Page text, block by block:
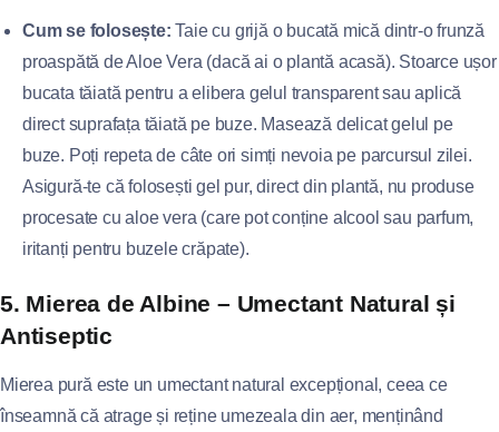
Cum se folosește: Taie cu grijă o bucată mică dintr-o frunză
proaspătă de Aloe Vera (dacă ai o plantă acasă). Stoarce ușor
bucata tăiată pentru a elibera gelul transparent sau aplică
direct suprafața tăiată pe buze. Masează delicat gelul pe
buze. Poți repeta de câte ori simți nevoia pe parcursul zilei.
Asigură-te că folosești gel pur, direct din plantă, nu produse
procesate cu aloe vera (care pot conține alcool sau parfum,
iritanți pentru buzele crăpate).
5. Mierea de Albine – Umectant Natural și
Antiseptic
Mierea pură este un umectant natural excepțional, ceea ce
înseamnă că atrage și reține umezeala din aer, menținând